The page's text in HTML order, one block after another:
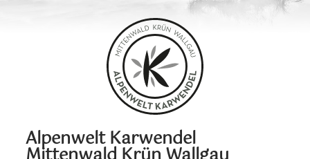
Alpenwelt Karwendel